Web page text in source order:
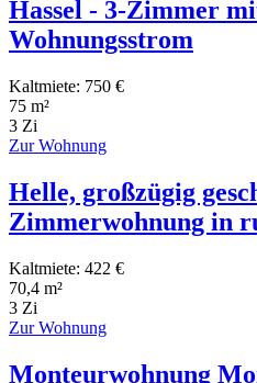
Hassel - 3-Zimmer
Wohnungsstrom
Kaltmiete: 750 €
75 m²
3 Zi
Zur Wohnung
Helle, großzügig
Zimmerwohnung in
Kaltmiete: 422 €
70,4 m²
3 Zi
Zur Wohnung
Monteurwohnung